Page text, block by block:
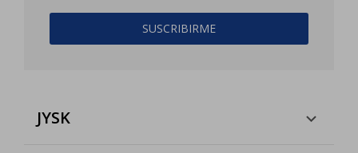
SUSCRIBIRME
JYSK